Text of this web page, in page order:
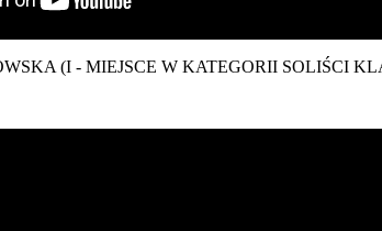
(I - MIEJSCE W KATEGORII SOLIŚCI